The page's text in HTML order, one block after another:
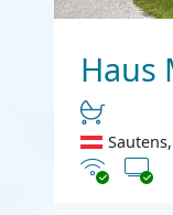
Haus
Internet
TV